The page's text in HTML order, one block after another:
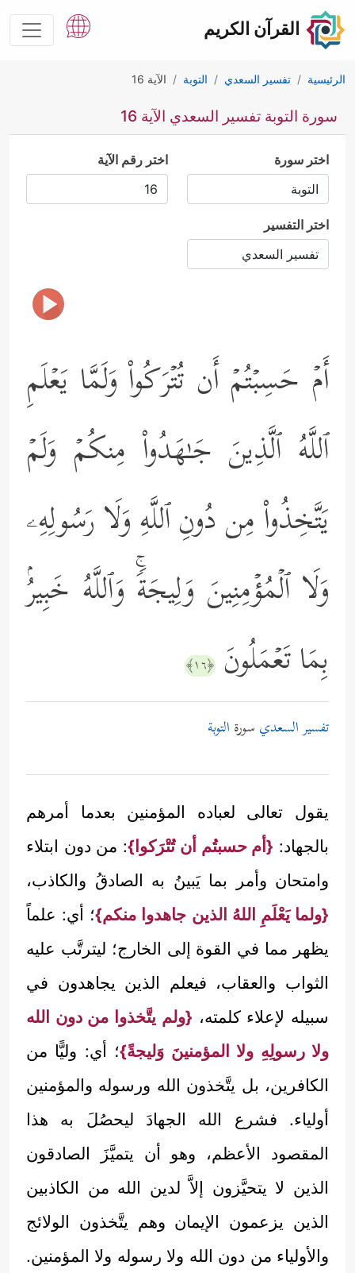
القرآن الكريم
الرئيسية تفسير السعدي التوبة الآية 16
سورة التوبة تفسير السعدي الآية 16
اختر سورة اختر رقم الآية
اختر التفسير
أَمۡ حَسِبۡتُمۡ أَن تُتۡرَكُواْ وَلَمَّا یَعۡلَمِ
ٱللَّهُ ٱلَّذِینَ جَـٰهَدُواْ مِنكُمۡ وَلَمۡ
یَتَّخِذُواْ مِن دُونِ ٱللَّهِ وَلَا رَسُولِهِۦ
وَلَا ٱلۡمُؤۡمِنِینَ وَلِیجَةࣰۚ وَٱللَّهُ خَبِیرُۢ
بِمَا تَعۡمَلُونَ ﴿١٦﴾
تفسير السعدي سورة التوبة
يقول تعالى لعباده المؤمنين بعدما أمرهم
بالجهاد: {أم حسبتُم أن تُتْرَكوا}: من دون ابتلاء
وامتحان وأمر بما يَبينُ به الصادقُ والكاذب،
{ولما يَعْلَمِ اللهُ الذين جاهدوا منكم}؛ أي: علماً
يظهر مما في القوة إلى الخارج؛ ليترتَّب عليه
الثواب والعقاب، فيعلم الذين يجاهدون في
سبيله لإعلاء كلمته، {ولم يتَّخذوا من دون الله
ولا رسولِهِ ولا المؤمنينَ وَليجةً}؛ أي: وليًّا من
الكافرين، بل يتَّخذون الله ورسوله والمؤمنين
أولياء. فشرع الله الجهادَ ليحصُلَ به هذا
المقصود الأعظم، وهو أن يتميَّزَ الصادقون
الذين لا يتحيَّزون إلاَّ لدين الله من الكاذبين
الذين يزعمون الإيمان وهم يتَّخذون الولائج
والأولياء من دون الله ولا رسوله ولا المؤمنين.